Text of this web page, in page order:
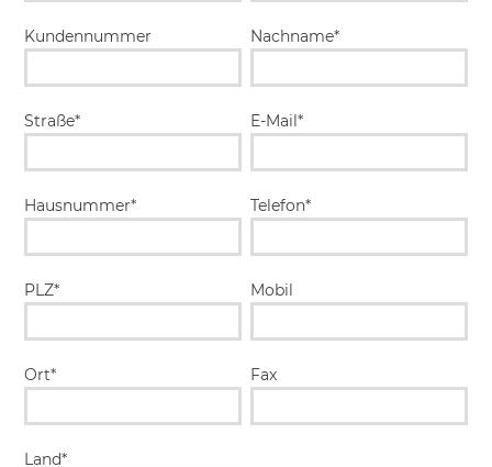
Kundennummer
Straße*
Hausnummer*
PLZ*
Ort*
Land*
Nachname*
E-Mail*
Telefon*
Mobil
Fax